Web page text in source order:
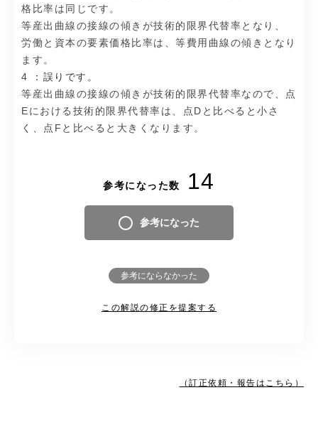
格比率は同じです。
等産出曲線の接線の傾きが技術的限界代替率となり、
労働と資本の要素価格比率は、等費用曲線の傾きとなり
ます。
4
：誤りです。
等産出曲線の接線の傾きが技術的限界代替率なので、点
Eにおける技術的限界代替率は、点Dと比べると小さ
く、点Fと比べると大きくなります。
参考になった数 14
参考になった
参考にならなかった
この解説の修正を提案する
（訂正依頼・報告はこちら）